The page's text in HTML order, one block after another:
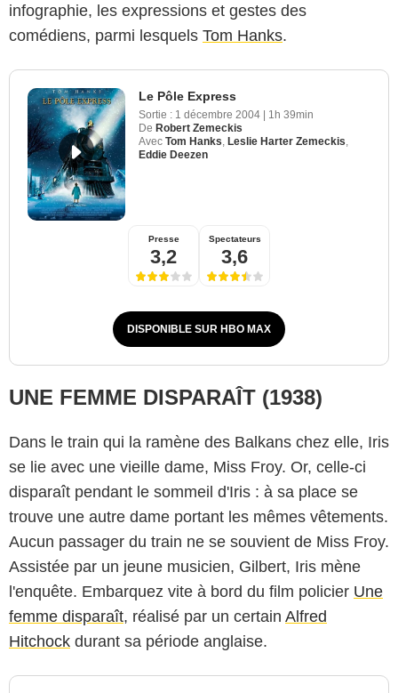
infographie, les expressions et gestes des
comédiens, parmi lesquels Tom Hanks.
Le Pôle Express
Sortie : 1 décembre 2004
1h 39min
De Robert Zemeckis
Avec Tom Hanks, Leslie Harter Zemeckis,
Eddie Deezen
Presse
3,2
Spectateurs
3,6
DISPONIBLE SUR HBO MAX
UNE FEMME DISPARAÎT (1938)
Dans le train qui la ramène des Balkans chez elle, Iris
se lie avec une vieille dame, Miss Froy. Or, celle-ci
disparaît pendant le sommeil d'Iris : à sa place se
trouve une autre dame portant les mêmes vêtements.
Aucun passager du train ne se souvient de Miss Froy.
Assistée par un jeune musicien, Gilbert, Iris mène
l'enquête. Embarquez vite à bord du film policier Une
femme disparaît, réalisé par un certain Alfred
Hitchock durant sa période anglaise.